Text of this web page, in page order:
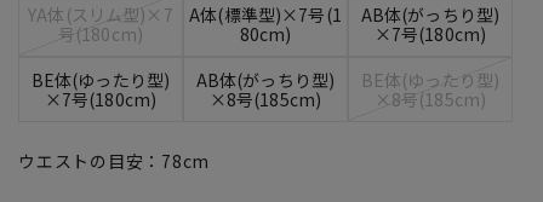
YA体(スリム型)×7
号(180cm)
A体(標準型)×7号(1
80cm)
AB体(がっちり型)
×7号(180cm)
BE体(ゆったり型)
×7号(180cm)
AB体(がっちり型)
×8号(185cm)
BE体(ゆったり型)
×8号(185cm)
ウエストの目安： 78cm